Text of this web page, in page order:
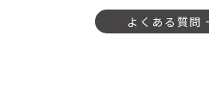
よくある質問